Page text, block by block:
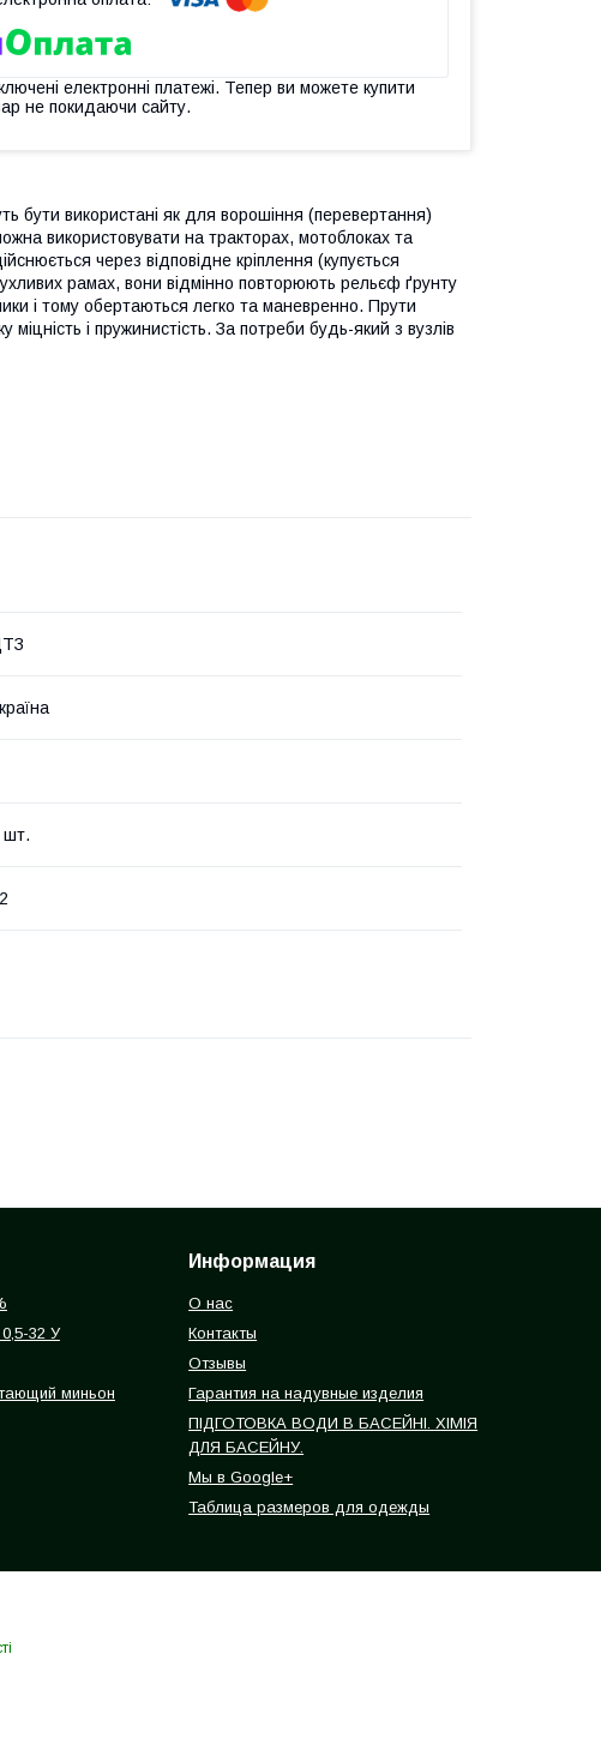
електронні платежі. Тепер ви можете купити
не покидаючи сайту.
бути використані як для ворошіння (перевертання)
використовувати на тракторах, мотоблоках та
через відповідне кріплення (купується
рамах, вони відмінно повторюють рельєф ґрунту
і тому обертаються легко та маневренно. Прути
міцність і пружинистість. За потреби будь-який з вузлів
шт.
32 У
миньон
Информация
О нас
Контакты
Отзывы
Гарантия на надувные изделия
ПІДГОТОВКА ВОДИ В БАСЕЙНІ. ХІМІЯ
ДЛЯ БАСЕЙНУ.
Мы в Google+
Таблица размеров для одежды